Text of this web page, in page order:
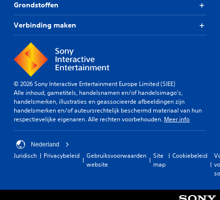
Grondstoffen
Verbinding maken
© 2026 Sony Interactive Entertainment Europe Limited (SIEE)
Alle inhoud, gametitels, handelsnamen en/of handelsimago's,
handelsmerken, illustraties en geassocieerde afbeeldingen zijn
handelsmerken en/of auteursrechtelijk beschermd materiaal van hun
respectievelijke eigenaren. Alle rechten voorbehouden. Meer info
Nederland
Juridisch Privacybeleid
Gebruiksvoorwaarden
website
Site
map
Cookiebeleid